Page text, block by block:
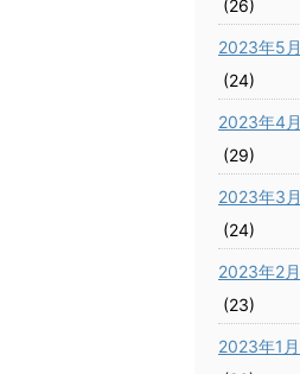
(26)
2023年5月
(24)
2023年4月
(29)
2023年3月
(24)
2023年2月
(23)
2023年1月